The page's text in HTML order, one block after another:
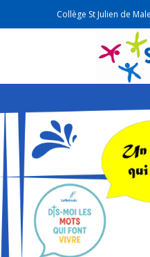
Collège St Julien de